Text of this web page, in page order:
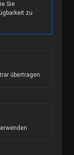
Sie
zu
übertragen